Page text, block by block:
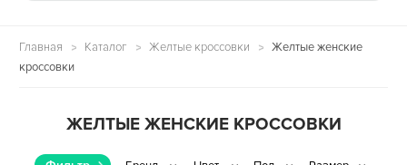
Главная Каталог Желтые кроссовки
Желтые женские
кроссовки
ЖЕЛТЫЕ ЖЕНСКИЕ КРОССОВКИ